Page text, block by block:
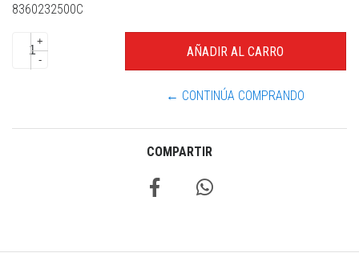
8360232500C
+
-
← CONTINÚA COMPRANDO
COMPARTIR